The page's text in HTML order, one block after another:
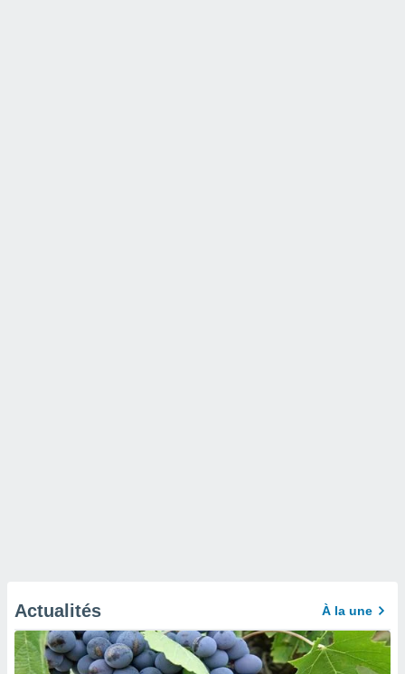
Actualités À la une